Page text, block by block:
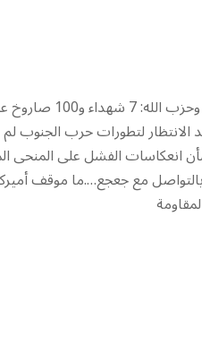
على المستوطنات ..
الانتظار لتطورات حرب الجنوب
انعكاسات الفشل على المنحى
مع جعجع….ما موقف